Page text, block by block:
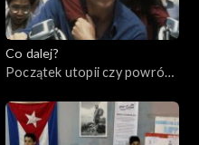
Co dalej?
Początek utopii czy powrót